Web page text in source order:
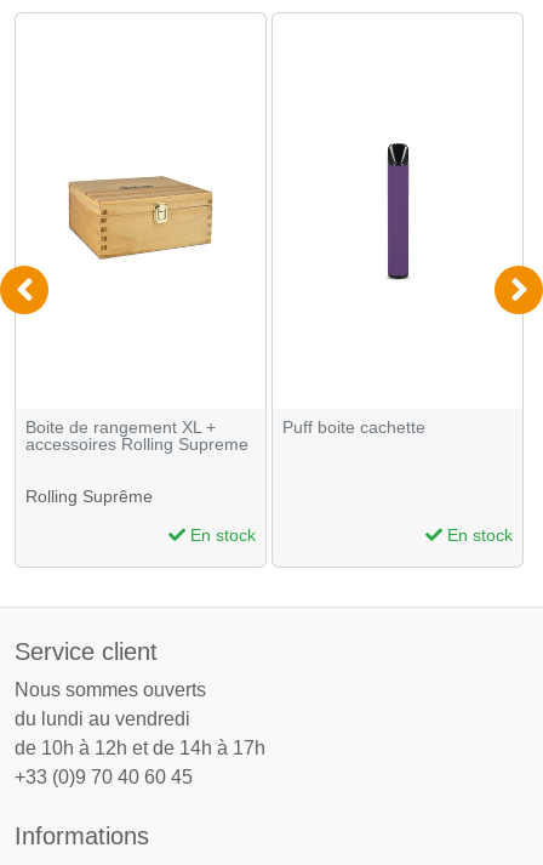
Boite de rangement XL +
accessoires Rolling Supreme
Rolling Suprême
En stock
Puff boite cachette
En stock
Service client
Nous sommes ouverts
du lundi au vendredi
de 10h à 12h et de 14h à 17h
+33 (0)9 70 40 60 45
Informations